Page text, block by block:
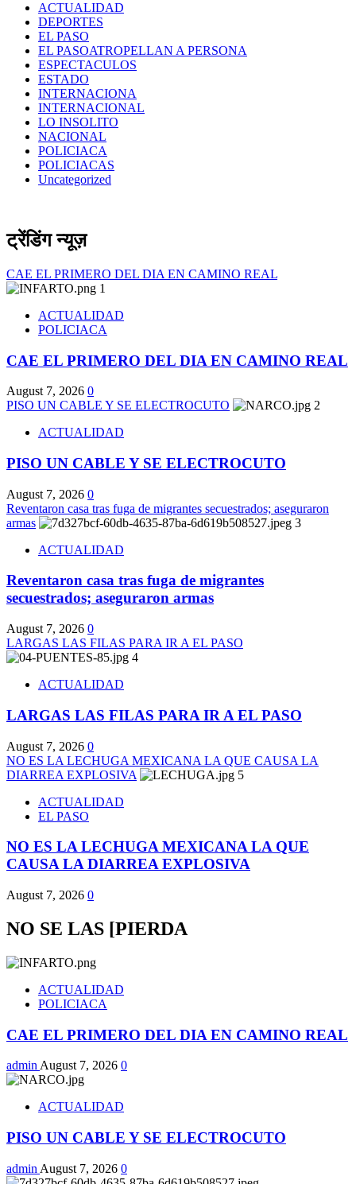
ACTUALIDAD
DEPORTES
EL PASO
EL PASOATROPELLAN A PERSONA
ESPECTACULOS
ESTADO
INTERNACIONA
INTERNACIONAL
LO INSOLITO
NACIONAL
POLICIACA
POLICIACAS
Uncategorized
ट्रेंडिंग न्यूज़
CAE EL PRIMERO DEL DIA EN CAMINO REAL
1
ACTUALIDAD
POLICIACA
CAE EL PRIMERO DEL DIA EN CAMINO REAL
August 7, 2026 0
PISO UN CABLE Y SE ELECTROCUTO
2
ACTUALIDAD
PISO UN CABLE Y SE ELECTROCUTO
August 7, 2026 0
Reventaron casa tras fuga de migrantes secuestrados; aseguraron
armas
3
ACTUALIDAD
Reventaron casa tras fuga de migrantes
secuestrados; aseguraron armas
August 7, 2026 0
LARGAS LAS FILAS PARA IR A EL PASO
4
ACTUALIDAD
LARGAS LAS FILAS PARA IR A EL PASO
August 7, 2026 0
NO ES LA LECHUGA MEXICANA LA QUE CAUSA LA
DIARREA EXPLOSIVA
5
ACTUALIDAD
EL PASO
NO ES LA LECHUGA MEXICANA LA QUE
CAUSA LA DIARREA EXPLOSIVA
August 7, 2026 0
NO SE LAS [PIERDA
ACTUALIDAD
POLICIACA
CAE EL PRIMERO DEL DIA EN CAMINO REAL
admin August 7, 2026 0
ACTUALIDAD
PISO UN CABLE Y SE ELECTROCUTO
admin August 7, 2026 0